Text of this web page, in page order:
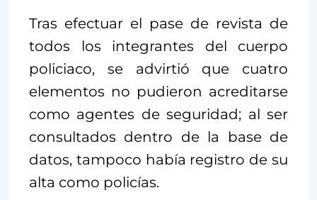
Tras efectuar el pase de revista de
todos los integrantes del cuerpo
policiaco, se advirtió que cuatro
elementos no pudieron acreditarse
como agentes de seguridad; al ser
consultados dentro de la base de
datos, tampoco había registro de su
alta como policías.